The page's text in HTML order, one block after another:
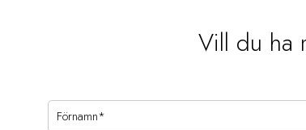
Vill du ha